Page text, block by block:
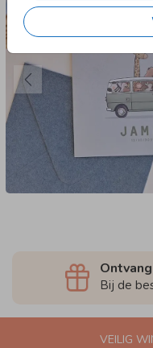
Verzendservice
Bij de
VEILIG